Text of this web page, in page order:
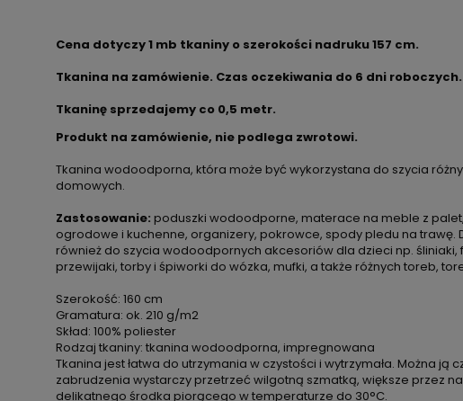
Cena dotyczy 1 mb tkaniny o szerokości nadruku 157 cm.
Tkanina na zamówienie. Czas oczekiwania do 6 dni roboczych.
Tkaninę sprzedajemy co 0,5 metr.
Produkt na zamówienie, nie podlega zwrotowi.
Tkanina wodoodporna, która może być wykorzystana do szycia
domowych.
Zastosowanie: poduszki wodoodporne, materace na meble z palet,
ogrodowe i kuchenne, organizery, pokrowce, spody pledu na trawę.
również do szycia wodoodpornych akcesoriów dla dzieci np. śliniaki,
przewijaki, torby i śpiworki do wózka, mufki, a także różnych toreb,
Szerokość: 160 cm
Gramatura: ok. 210 g/m2
Skład: 100% poliester
Rodzaj tkaniny: tkanina wodoodporna, impregnowana
Tkanina jest łatwa do utrzymania w czystości i wytrzymała. Można ją
zabrudzenia wystarczy przetrzeć wilgotną szmatką, większe przez
delikatnego środka piorącego w temperaturze do 30°C.